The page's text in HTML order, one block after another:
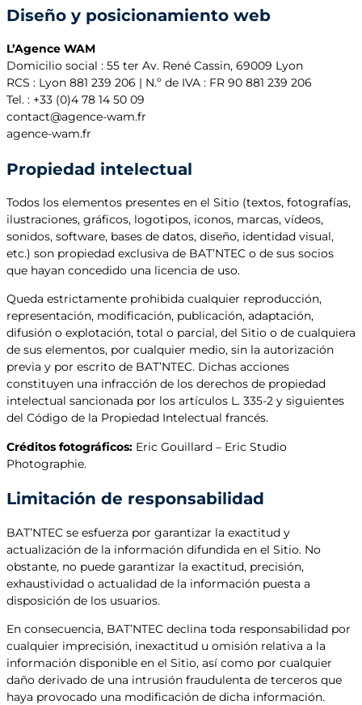
Diseño y posicionamiento web
L’Agence WAM
Domicilio social : 55 ter Av. René Cassin, 69009 Lyon
RCS : Lyon 881 239 206 | N.º de IVA : FR 90 881 239 206
Tel. : +33 (0)4 78 14 50 09
contact@agence-wam.fr
agence-wam.fr
Propiedad intelectual
Todos los elementos presentes en el Sitio (textos, fotografías,
ilustraciones, gráficos, logotipos, iconos, marcas, vídeos,
sonidos, software, bases de datos, diseño, identidad visual,
etc.) son propiedad exclusiva de BAT’NTEC o de sus socios
que hayan concedido una licencia de uso.
Queda estrictamente prohibida cualquier reproducción,
representación, modificación, publicación, adaptación,
difusión o explotación, total o parcial, del Sitio o de cualquiera
de sus elementos, por cualquier medio, sin la autorización
previa y por escrito de BAT’NTEC. Dichas acciones
constituyen una infracción de los derechos de propiedad
intelectual sancionada por los artículos L. 335-2 y siguientes
del Código de la Propiedad Intelectual francés.
Créditos fotográficos: Eric Gouillard – Eric Studio
Photographie.
Limitación de responsabilidad
BAT’NTEC se esfuerza por garantizar la exactitud y
actualización de la información difundida en el Sitio. No
obstante, no puede garantizar la exactitud, precisión,
exhaustividad o actualidad de la información puesta a
disposición de los usuarios.
En consecuencia, BAT’NTEC declina toda responsabilidad por
cualquier imprecisión, inexactitud u omisión relativa a la
información disponible en el Sitio, así como por cualquier
daño derivado de una intrusión fraudulenta de terceros que
haya provocado una modificación de dicha información.